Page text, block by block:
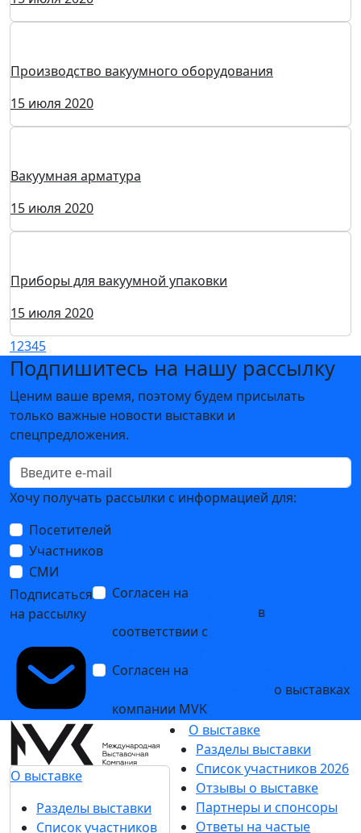
Криогенные заводы
15 июля 2020
Нанесение функциональных покрытий
15 июля 2020